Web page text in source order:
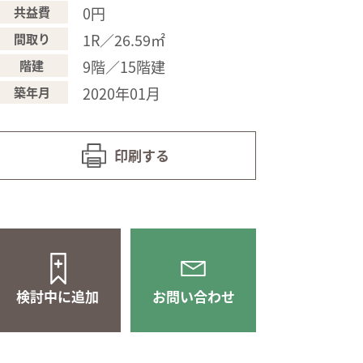
共益費 0円
間取り 1R／26.59㎡
階建 9階／15階建
築年月 2020年01月
印刷する
検討中に追加 お問い合わせ